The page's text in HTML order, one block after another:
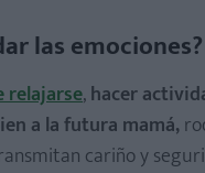
las emociones?
relajarse,hacer
a la futura mamá,
cariño y